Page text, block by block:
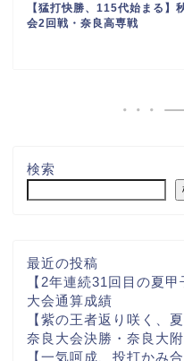
【猛打快勝、115代始まる】
会2回戦・奈良高専戦
検索
最近の投稿
【2年連続31回目の夏
大会通算成績
【紫の王者返り咲く、
奈良大会決勝・奈良大
【一気呵成、投打かみ